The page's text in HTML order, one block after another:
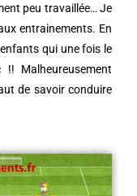
peu travaillée… Je
entrainements. En
qui une fois le
Malheureusement
de savoir conduire